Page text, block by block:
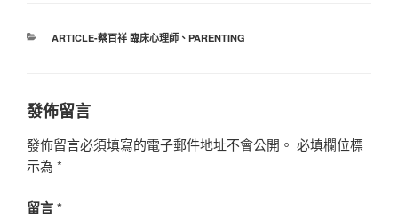
分
ARTICLE-蔡百祥 臨床心理師、 PARENTING
發佈留言
發佈留言必須填寫的電子郵件地址不會公開。 必填欄位標
示為 *
留言*